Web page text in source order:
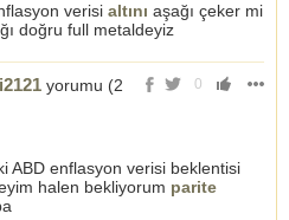
verisi altını aşağı çeker mi
doğru full metaldeyiz
0
yorumu (2
ABD enflasyon verisi beklentisi
halen bekliyorum parite